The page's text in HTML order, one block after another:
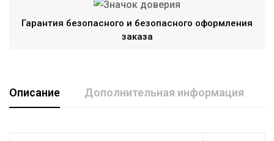
Гарантия безопасного и безопасного оформления
заказа
Описание Дополнительная информация